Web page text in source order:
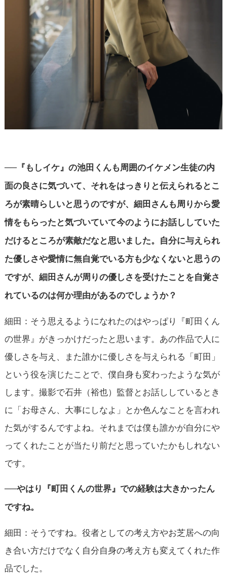
──『もしイケ』の池田くんも周囲のイケメン生徒の内
面の良さに気づいて、それをはっきりと伝えられるとこ
ろが素晴らしいと思うのですが、細田さんも周りから愛
情をもらったと気づいていて今のようにお話ししていた
だけるところが素敵だなと思いました。 自分に与えられ
た優しさや愛情に無自覚でいる方も少なくないと思うの
ですが、 細田さんが周りの優しさを受けたことを自覚さ
れているのは何か理由があるのでしょうか？
細田：そう思えるようになれたのはやっぱり『町田くん
の世界』がきっかけだったと思います。あの作品で人に
優しさを与え、また誰かに優しさを与えられる「町田」
という役を演じたことで、僕自身も変わったような気が
します。撮影で石井（裕也）監督とお話ししているとき
に「お母さん、大事にしなよ」とか色んなことを言われ
た気がするんですよね。それまでは僕も誰かが自分にや
ってくれたことが当たり前だと思っていたかもしれない
です。
──やはり『町田くんの世界』での経験は大きかったん
ですね。
細田：そうですね。役者としての考え方やお芝居への向
き合い方だけでなく自分自身の考え方も変えてくれた作
品でした。